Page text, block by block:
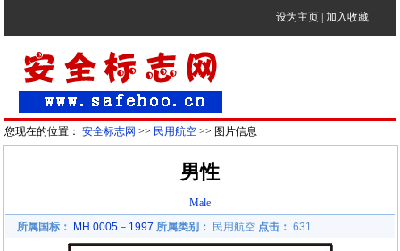
设为主页 加入收藏
您现在的位置： 安全标志网 >> 民用航空>> 图片信息
男性
Male
所属国标：
MH 0005－1997 所属类别： 民用航空 点击： 631